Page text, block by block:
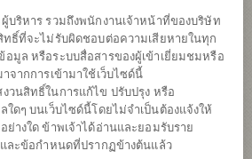
โครงสร้างพื้นฐาน (infra) ซึ่งอยู่ภายใต้การ
นสัดส่วนไม่เกิน 100% ของ NAV
าซื้อขายล่วงหน้า (Derivatives) เพื่อเพิ่ม
ารลงทุน (Efficient portfolio management)
มเสี่ยง โดยป้องกันความเสี่ยงจากอัตราแลก
ลยพินิจของผู้จัดการกองทุน
ลงทุนง่ายๆ ได้หลายช่องทาง |
บริหาร รวมถึงพนักงานเจ้าหน้าที่ของบริษัท
ทธิ์ที่จะไม่รับผิดชอบต่อความเสียหายในทุก
มูล หรือระบบสื่อสารของผู้เข้าเยี่ยมชมหรือ
จากการเข้ามาใช้เว็บไซด์นี้
วนสิทธิ์ในการแก้ไข ปรับปรุง หรือ
ใดๆ บนเว็บไซด์นี้โดยไม่จำเป็นต้องแจ้งให้
ย่างใด ข้าพเจ้าได้อ่านและยอมรับราย
และข้อกำหนดที่ปรากฏข้างต้นแล้ว